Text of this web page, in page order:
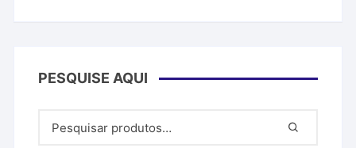
PESQUISE AQUI